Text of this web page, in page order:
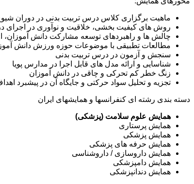
ماهیت برگزاری کلاس درس تربیت بدنی در دوران
روش های کیفیت بخشی، خلاقیت و نوآوری در اجرای
چالش ها و راهبردهای توسعه مشارکت دانش آموزان،
مطالعات تطبیقی با موضوعات حوزه ورزش دانش آموزی
سنجش و آزمون در درس تربیت بدنی
شناسایی و ارائه مدل های قابل اجرا در مدارس پویا
زنگ خطر کم تحرکی و چاقی در دانش آموزان
تجزیه و تحلیل سواد حرکتی و جایگاه آن در پیشبرد
دسته بندی رشته ای کنفرانسها و همایشهای ایران
همایش علوم سلامت (پزشکی)
همایش پرستاری
همایش پزشکی
همایش حرفه های پزشکی
همایش داروسازی / داروشناسی
همایش دامپزشکی
همایش دندانپزشکی